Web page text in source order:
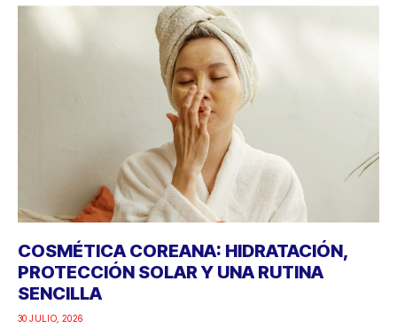
COSMÉTICA COREANA: HIDRATACIÓN,
PROTECCIÓN SOLAR Y UNA RUTINA
SENCILLA
30 JULIO, 2026